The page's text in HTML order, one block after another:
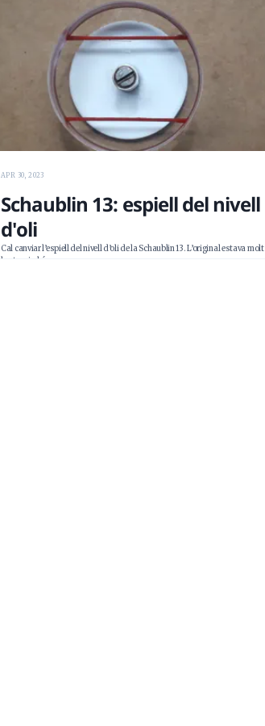
APR 30, 2023
Schaublin 13: espiell del nivell
d'oli
Cal canviar l’espiell del nivell d’oli de la Schaublin 13. L’original estava molt
brut, gairebé opac …